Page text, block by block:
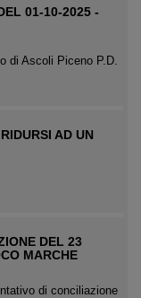
01-10-2025 -
di Ascoli Piceno P.D.
AD UN
DEL 23
MARCHE
di conciliazione